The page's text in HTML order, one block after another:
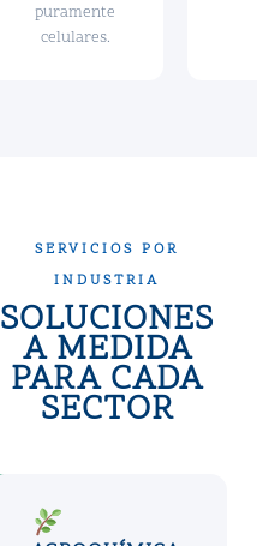
puramente
celulares.
SERVICIOS POR
INDUSTRIA
SOLUCIONES
A MEDIDA
PARA CADA
SECTOR